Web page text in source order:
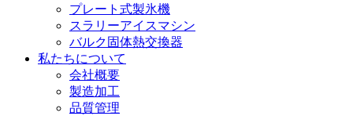
プレート式製氷機
スラリーアイスマシン
バルク固体熱交換器
私たちについて
会社概要
製造加工
品質管理